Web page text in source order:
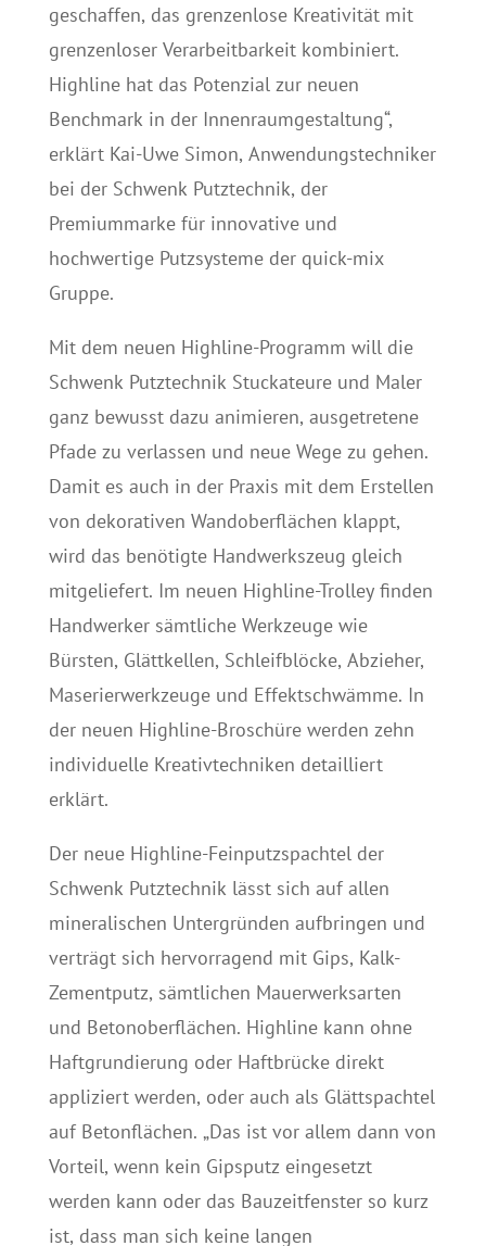
geschaffen, das grenzenlose Kreativität mit
grenzenloser Verarbeitbarkeit kombiniert.
Highline hat das Potenzial zur neuen
Benchmark in der Innenraumgestaltung“,
erklärt Kai-Uwe Simon, Anwendungstechniker
bei der Schwenk Putztechnik, der
Premiummarke für innovative und
hochwertige Putzsysteme der quick-mix
Gruppe.
Mit dem neuen Highline-Programm will die
Schwenk Putztechnik Stuckateure und Maler
ganz bewusst dazu animieren, ausgetretene
Pfade zu verlassen und neue Wege zu gehen.
Damit es auch in der Praxis mit dem Erstellen
von dekorativen Wandoberflächen klappt,
wird das benötigte Handwerkszeug gleich
mitgeliefert. Im neuen Highline-Trolley finden
Handwerker sämtliche Werkzeuge wie
Bürsten, Glättkellen, Schleifblöcke, Abzieher,
Maserierwerkzeuge und Effektschwämme. In
der neuen Highline-Broschüre werden zehn
individuelle Kreativtechniken detailliert
erklärt.
Der neue Highline-Feinputzspachtel der
Schwenk Putztechnik lässt sich auf allen
mineralischen Untergründen aufbringen und
verträgt sich hervorragend mit Gips, Kalk-
Zementputz, sämtlichen Mauerwerksarten
und Betonoberflächen. Highline kann ohne
Haftgrundierung oder Haftbrücke direkt
appliziert werden, oder auch als Glättspachtel
auf Betonflächen. „Das ist vor allem dann von
Vorteil, wenn kein Gipsputz eingesetzt
werden kann oder das Bauzeitfenster so kurz
ist, dass man sich keine langen